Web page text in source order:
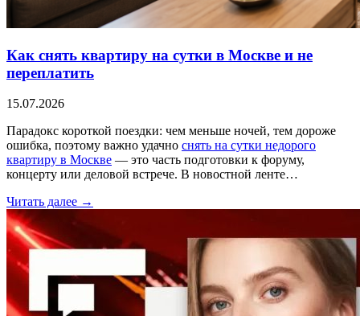
Как снять квартиру на сутки в Москве и не
переплатить
15.07.2026
Парадокс короткой поездки: чем меньше ночей, тем дороже
ошибка, поэтому важно удачно снять на сутки недорого
квартиру в Москве — это часть подготовки к форуму,
концерту или деловой встрече. В новостной ленте…
Читать далее →